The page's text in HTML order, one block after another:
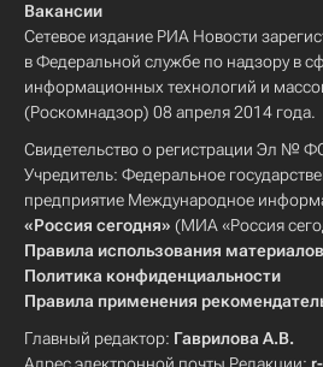
Вакансии
Сетевое издание РИА Новости
в Федеральной службе по надзору в
информационных технологий и
(Роскомнадзор) 08 апреля 2014 года.
Свидетельство о регистрации Эл №
Учредитель: Федеральное
предприятие Международное
«Россия сегодня» (МИА «Россия
Правила использования материалов
Политика конфиденциальности
Правила применения
Главный редактор: Гаврилова А.В.